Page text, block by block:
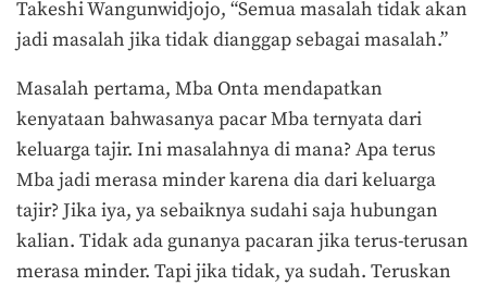
Takeshi Wangunwidjojo, “Semua masalah tidak akan
jadi masalah jika tidak dianggap sebagai masalah.”
Masalah pertama, Mba Onta mendapatkan
kenyataan bahwasanya pacar Mba ternyata dari
keluarga tajir. Ini masalahnya di mana? Apa terus
Mba jadi merasa minder karena dia dari keluarga
tajir? Jika iya, ya sebaiknya sudahi saja hubungan
kalian. Tidak ada gunanya pacaran jika terus-terusan
merasa minder. Tapi jika tidak, ya sudah. Teruskan